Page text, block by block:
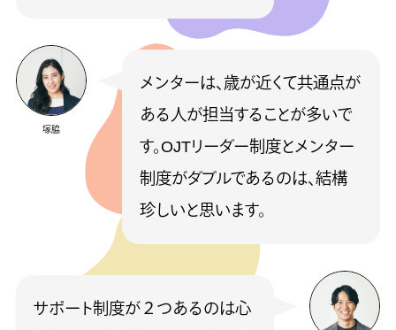
塚脇
メンターは、歳が近くて共通点が
ある人が担当することが多いで
す。OJTリーダー制度とメンター
制度がダブルであるのは、結構
珍しいと思います。
サポート制度が２つあるのは心